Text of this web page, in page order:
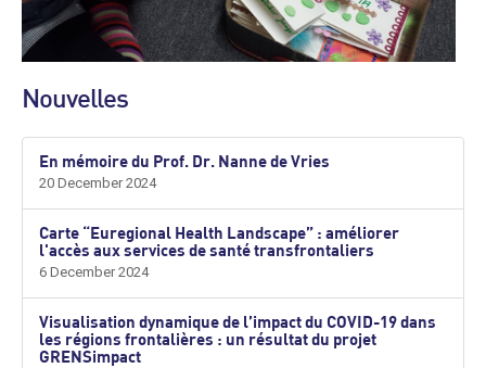
Nouvelles
En mémoire du Prof. Dr. Nanne de Vries
20 December 2024
Carte “Euregional Health Landscape” : améliorer
l'accès aux services de santé transfrontaliers
6 December 2024
Visualisation dynamique de l’impact du COVID-19 dans
les régions frontalières : un résultat du projet
GRENSimpact